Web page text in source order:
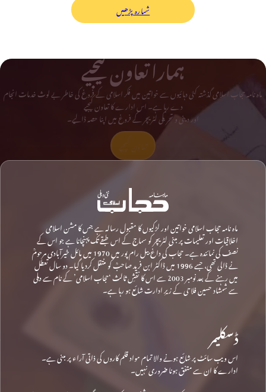
شمارہ پڑھیں
ہمارا تعاون کیجیے
ماہ نامہ حجاب اسلامی گذشتہ کئی دہائیوں سے خواتین میں فکر اسلامی کے فروغ کی خاطر بے لوث خدمات انجام
دے رہا ہے۔ اس ادارے کا تعاون کیجیے
اور دینی و تحریکی لٹریچر کے فروغ میں اپنا حصہ ڈالیے۔
ماہ نامہ حجاب اسلامی خواتین اور لڑکیوں کا مقبول رسالہ ہے جس کا مشن اسلامی
اخلاقیات اور تعلیمات پر مبنی لٹریچر کو سماج کے اس طبقے تک پہنچانا ہے جو اس کے
نصف کی نمائندہ ہے۔ حجاب کی داغ بیل رام پور میں 1970 میں مائل خیرآبادی مرحومؒ
نے ڈالی تھی، جسے 1996 میں ڈاکٹر ابن فرید صاحبؒ کو منتقل کردیا گیا۔ دو سال تعطل
میں رہنے کے بعد نومبر 2003 سے اس کا نقشِ ثالث ‘حجاب اسلامی’ کے نام سے دہلی
سے شمشاد حسین فلاحی کے زیرِ ادارت شائع ہو رہا ہے۔
ڈسکلیمر
اس ویب سائٹ پر شائع ہونے والا تمام مواد قلم کاروں کی ذاتی آراء پر مبنی ہے۔
ادارے کا ان سے متفق ہونا ضروری نہیں۔